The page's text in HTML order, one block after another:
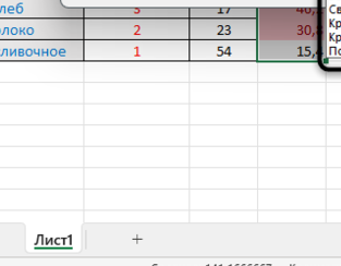
тип и задать условие. При этом
отобразится образец, от которого стоит
при настройке.